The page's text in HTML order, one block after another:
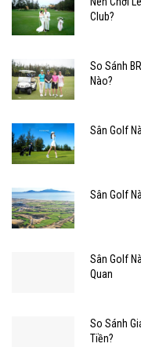
Club?
So Sánh
Nào?
Sân Golf
Sân Golf
Sân Golf
Quan
So Sánh
Tiền?